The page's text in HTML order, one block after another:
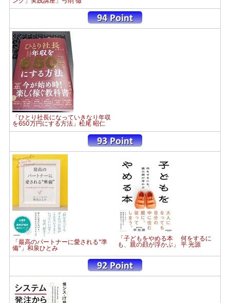
「ひとり社長になっていきなり年収
を650万円にする方法」松尾 昭仁
「最高のパートナーに愛される"準
備"」和泉ひとみ
「子どもをやめる本 何をするに
も、親の顔が浮かぶ」 平 光源